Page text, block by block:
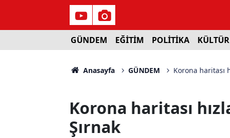
GÜNDEM EĞİTİM POLİTİKA
Anasayfa GÜNDEM Korona haritası
Korona haritası
Şırnak